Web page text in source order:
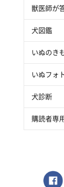
獣医師が
犬図鑑
いぬのき
いぬフォ
犬診断
購読者専